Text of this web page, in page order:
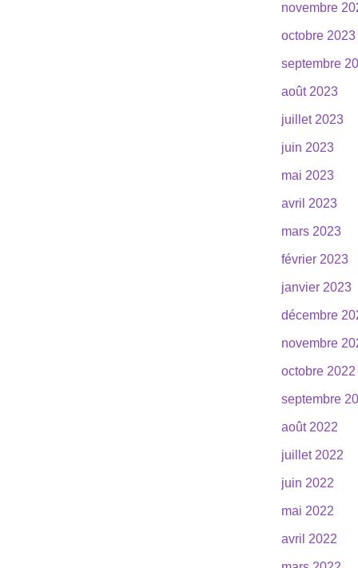
novembre
octobre 2023
septembre
août 2023
juillet 2023
juin 2023
mai 2023
avril 2023
mars 2023
février 2023
janvier 2023
décembre
novembre
octobre 2022
septembre
août 2022
juillet 2022
juin 2022
mai 2022
avril 2022